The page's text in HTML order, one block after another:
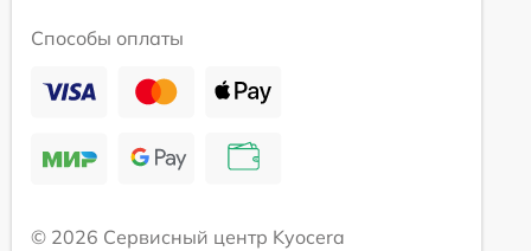
Способы оплаты
© 2026 Сервисный центр Kyocera